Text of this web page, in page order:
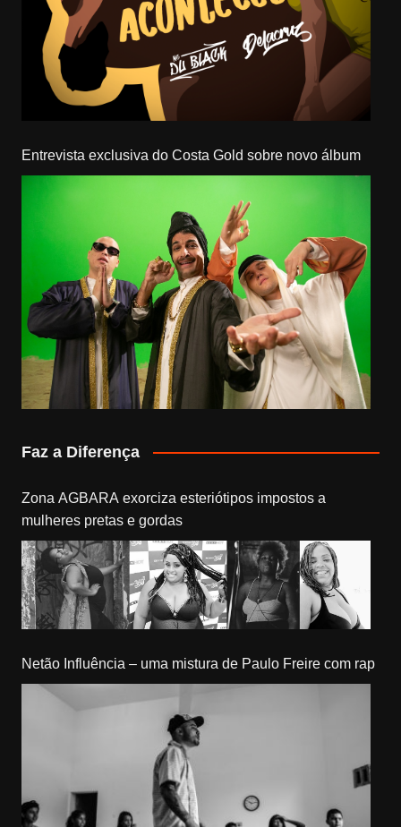
Entrevista exclusiva do Costa Gold sobre novo álbum
Faz a Diferença
Zona AGBARA exorciza esteriótipos impostos a
mulheres pretas e gordas
Netão Influência – uma mistura de Paulo Freire com rap